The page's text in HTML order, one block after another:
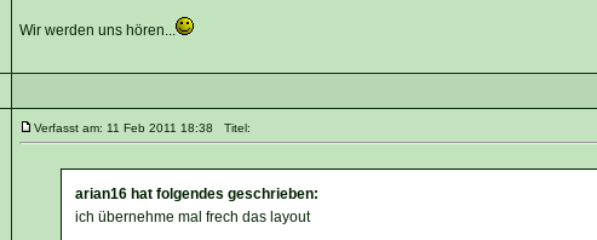
Wir werden uns hören...
Verfasst am: 11 Feb 2011 18:38 Titel:
arian16 hat folgendes geschrieben:
ich übernehme mal frech das layout